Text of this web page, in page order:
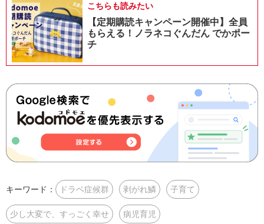
こちらも読みたい
【定期購読キャンペーン開催中】全員
もらえる！ノラネコぐんだん でかポー
チ
キーワード： ドラベ症候群 剥がれ鱗 子育て
少し大変で、すっごく幸せ 病児育児